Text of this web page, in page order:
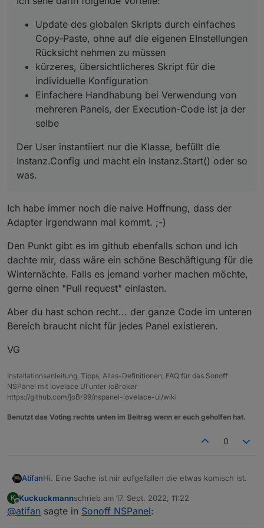
Update des globalen Skripts durch einfaches
Copy-Paste, ohne auf die eigenen EInstellungen
Rücksicht nehmen zu müssen
kürzeres, übersichtlicheres Skript für die
individuelle Konfiguration
Einfachere Handhabung bei Verwendung von
mehreren Panels, der Execution-Code ist ja der
selbe
Der User instantiiert nur die Klasse, befüllt die
Instanz.Config und macht ein Instanz.Start() oder so
was.
Ich habe immer noch die naive Hoffnung, dass der
Adapter irgendwann mal kommt. ;-)
Den Punkt gibt es im github ebenfalls schon und ich
dachte mir, dass wäre ein schöne Beschäftigung für die
Winternächte. Falls es jemand vorher machen möchte,
gerne einen "Pull request" einlasten.
Aber du hast schon recht... der ganze Code im unteren
Bereich braucht nicht für jedes Panel existieren.
VG
Installationsanleitung, Tipps, Alias-Definitionen, FAQ für das Sonoff
NSPanel mit lovelace UI unter ioBroker
https://github.com/joBr99/nspanel-lovelace-ui/wiki
Benutzt das Voting rechts unten im Beitrag wenn er euch geholfen hat.
0
AtifanHi. Eine Sache ist mir aufgefallen die etwas komisch ist.
Ich navigiere ja über die beiden Hardware-Buttons von
links nach rechts und rechts nach links.
K
Offline
Kuckuckmannschrieb am 17. Sept. 2022, 11:22
zuletzt editiert von
@atifan sagte in Sonoff NSPanel: